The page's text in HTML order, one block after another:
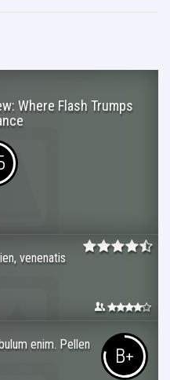
Where Flash Trumps
venenatis
enim. Pellen
B+